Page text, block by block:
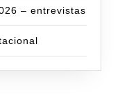
– entrevistas